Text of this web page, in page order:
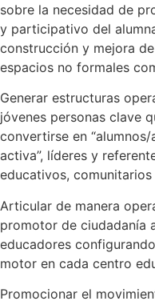
sobre la necesidad de
y participativo del
construcción y mejora
espacios no formales
Generar estructuras
jóvenes personas clave
convertirse en
activa”, líderes y
educativos, comunitarios
Articular de manera
promotor de ciudadanía
educadores
motor en cada centro
Promocionar el